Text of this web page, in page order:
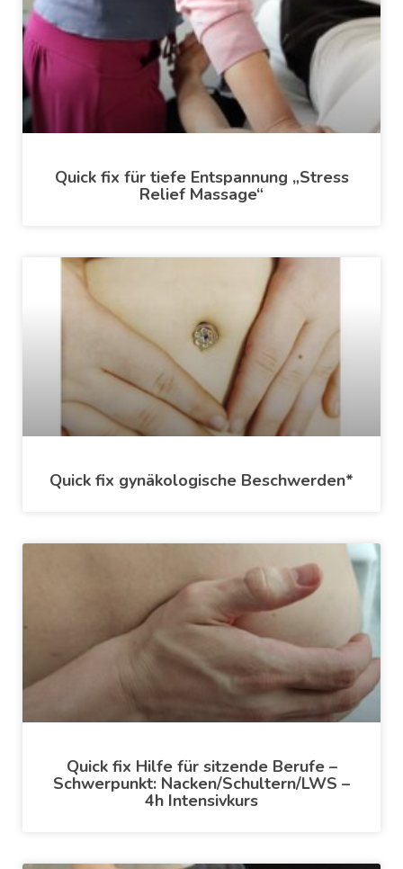
Quick fix für tiefe Entspannung „Stress
Relief Massage“
Quick fix gynäkologische Beschwerden*
Quick fix Hilfe für sitzende Berufe –
Schwerpunkt: Nacken/Schultern/LWS –
4h Intensivkurs